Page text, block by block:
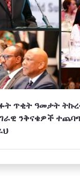
ጥቂት ዓመታት
ንቅናቄዎች